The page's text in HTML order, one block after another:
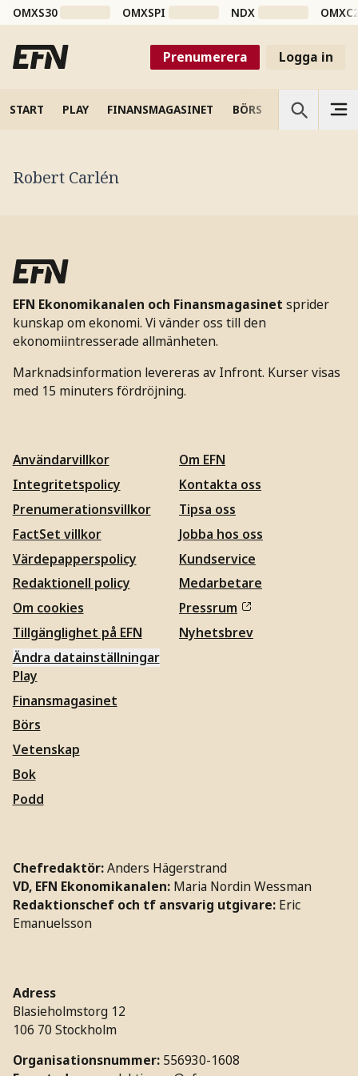
OMXS30 OMXSPI NDX
Prenumerera Logga in
START PLAY FINANSMAGASINET BÖRS VETENSKAP
Robert Carlén
EFN Ekonomikanalen och Finansmagasinet sprider
kunskap om ekonomi. Vi vänder oss till den
ekonomiintresserade allmänheten.
Marknadsinformation levereras av Infront. Kurser visas
med 15 minuters fördröjning.
Användarvillkor
Integritetspolicy
Prenumerationsvillkor
FactSet villkor
Värdepapperspolicy
Redaktionell policy
Om cookies
Tillgänglighet på EFN
Ändra datainställningar
Om EFN
Kontakta oss
Tipsa oss
Jobba hos oss
Kundservice
Medarbetare
Pressrum
Nyhetsbrev
Play
Finansmagasinet
Börs
Vetenskap
Bok
Podd
Chefredaktör:Anders Hägerstrand
VD, EFN Ekonomikanalen: Maria Nordin Wessman
Redaktionschef och tf ansvarig utgivare: Eric
Emanuelsson
Adress
Blasieholmstorg 12
106 70 Stockholm
Organisationsnummer: 556930-1608